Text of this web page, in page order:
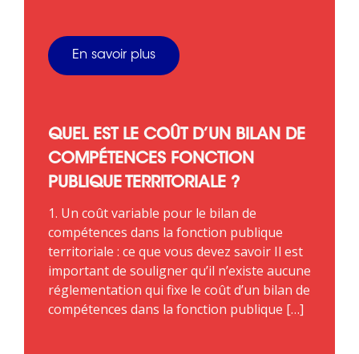
En savoir plus
QUEL EST LE COÛT D’UN BILAN DE
COMPÉTENCES FONCTION
PUBLIQUE TERRITORIALE ?
1. Un coût variable pour le bilan de
compétences dans la fonction publique
territoriale : ce que vous devez savoir Il est
important de souligner qu’il n’existe aucune
réglementation qui fixe le coût d’un bilan de
compétences dans la fonction publique […]